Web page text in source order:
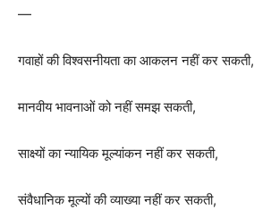
—
गवाहों की विश्वसनीयता का आकलन नहीं कर सकती,
मानवीय भावनाओं को नहीं समझ सकती,
साक्ष्यों का न्यायिक मूल्यांकन नहीं कर सकती,
संवैधानिक मूल्यों की व्याख्या नहीं कर सकती,